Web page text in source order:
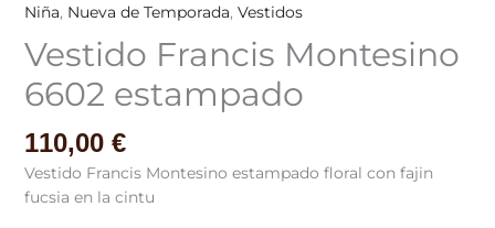
Niña, Nueva de Temporada, Vestidos
Vestido Francis Montesino
6602 estampado
110,00 €
Vestido Francis Montesino estampado floral con fajin
fucsia en la cintu